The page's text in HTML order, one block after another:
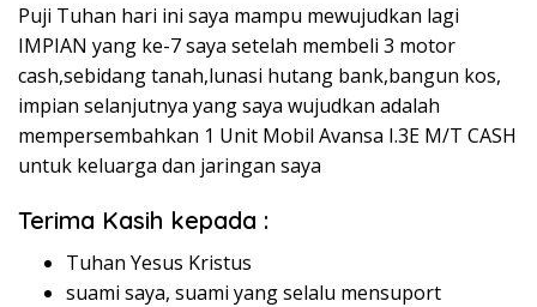
Puji Tuhan hari ini saya mampu mewujudkan lagi
IMPIAN yang ke-7 saya setelah membeli 3 motor
cash,sebidang tanah,lunasi hutang bank,bangun kos,
impian selanjutnya yang saya wujudkan adalah
mempersembahkan 1 Unit Mobil Avansa I.3E M/T CASH
untuk keluarga dan jaringan saya
Terima Kasih kepada :
Tuhan Yesus Kristus
suami saya, suami yang selalu mensuport